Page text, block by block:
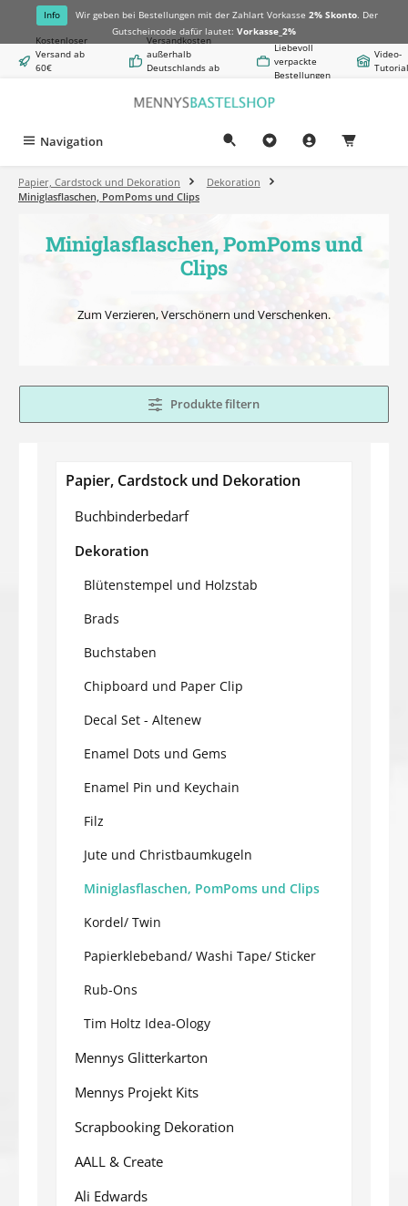
springen
Info Wir geben bei Bestellungen mit der Zahlart Vorkasse 2% Skonto. Der
Gutscheincode dafür lautet: Vorkasse_2%
Kostenloser
Versand ab
60€
Versandkosten
außerhalb
Deutschlands ab
Liebevoll
verpackte
Bestellungen
Video-
Navigation
Papier, Cardstock und Dekoration
Dekoration
Miniglasflaschen, PomPoms und Clips
Miniglasflaschen, PomPoms und
Clips
Zum Verzieren, Verschönern und Verschenken.
Produkte filtern
Papier, Cardstock und Dekoration
Buchbinderbedarf
Dekoration
Blütenstempel und Holzstab
Brads
Buchstaben
Chipboard und Paper Clip
Decal Set - Altenew
Enamel Dots und Gems
Enamel Pin und Keychain
Filz
Jute und Christbaumkugeln
Miniglasflaschen, PomPoms und Clips
Kordel/ Twin
Papierklebeband/ Washi Tape/ Sticker
Rub-Ons
Tim Holtz Idea-Ology
Mennys Glitterkarton
Mennys Projekt Kits
Scrapbooking Dekoration
AALL & Create
Ali Edwards